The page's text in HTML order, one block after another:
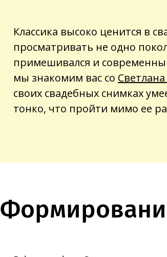
Классика высоко ценится в
просматривать не одно
примешивался и
мы знакомим вас со
своих свадебных снимках
тонко, что пройти мимо ее